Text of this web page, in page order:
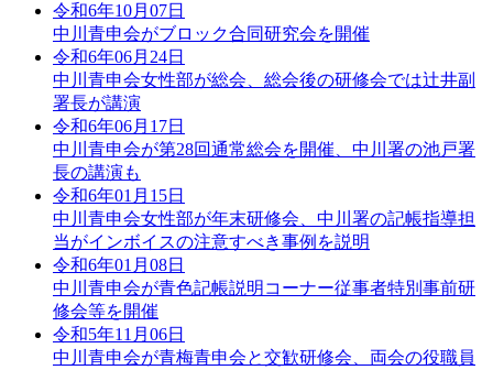
令和6年10月07日
中川青申会がブロック合同研究会を開催
令和6年06月24日
中川青申会女性部が総会、総会後の研修会では辻井副
署長が講演
令和6年06月17日
中川青申会が第28回通常総会を開催、中川署の池戸署
長の講演も
令和6年01月15日
中川青申会女性部が年末研修会、中川署の記帳指導担
当がインボイスの注意すべき事例を説明
令和6年01月08日
中川青申会が青色記帳説明コーナー従事者特別事前研
修会等を開催
令和5年11月06日
中川青申会が青梅青申会と交歓研修会、両会の役職員